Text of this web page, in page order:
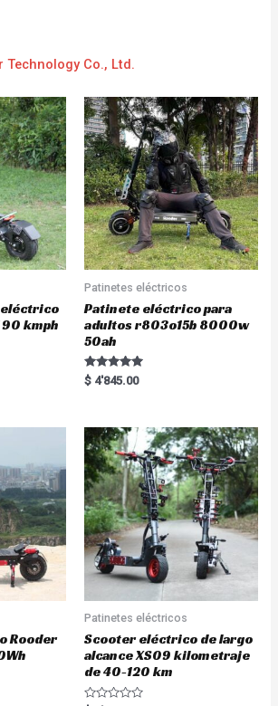
Technology Co., Ltd.
eléctrico
kmph
Patinetes eléctricos
Patinete eléctrico para
adultos r803o15b 8000w
50ah
Rated
5.00
$ 4'845.00
Rooder
Patinetes eléctricos
Scooter eléctrico de largo
alcance XS09 kilometraje
de 40-120 km